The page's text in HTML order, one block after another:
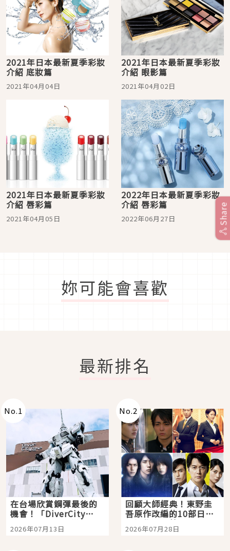
2021年日本最新夏季彩妝
介紹 底妝篇
2021年04月04日
2021年日本最新夏季彩妝
介紹 眼影篇
2021年04月02日
2021年日本最新夏季彩妝
介紹 唇彩篇
2021年04月05日
2022年日本最新夏季彩妝
介紹 唇彩篇
2022年06月27日
妳可能會喜歡
最新排名
No.1
在台場欣賞鋼彈最後的
機會！「DiverCity
Tokyo Plaza」搭船、
購物、美食及夜景，一
2026年07月13日
No.2
回顧大師經典！東野圭
吾原作改編的10部日本
影視作品推薦
2026年07月28日
Share